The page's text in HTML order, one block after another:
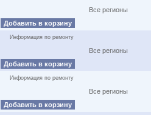
Добавить в корзину
Все регионы
Информация по ремонту
Добавить в корзину
Все регионы
Информация по ремонту
Добавить в корзину
Все регионы